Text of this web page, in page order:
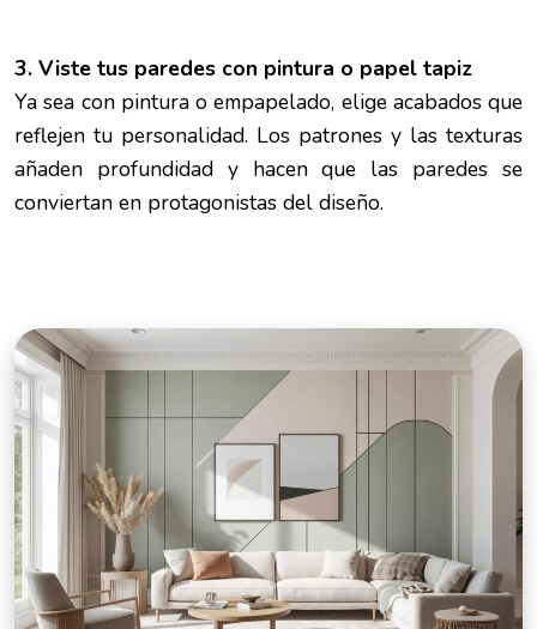
3. Viste tus paredes con pintura o papel tapiz
Ya sea con pintura o empapelado, elige acabados que
reflejen tu personalidad. Los patrones y las texturas
añaden profundidad y hacen que las paredes se
conviertan en protagonistas del diseño.